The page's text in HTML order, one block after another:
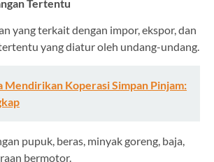
Tertentu
yang terkait dengan impor, ekspor, dan
yang diatur oleh undang-undang.
Mendirikan Koperasi Simpan Pinjam:
pupuk, beras, minyak goreng, baja,
bermotor.